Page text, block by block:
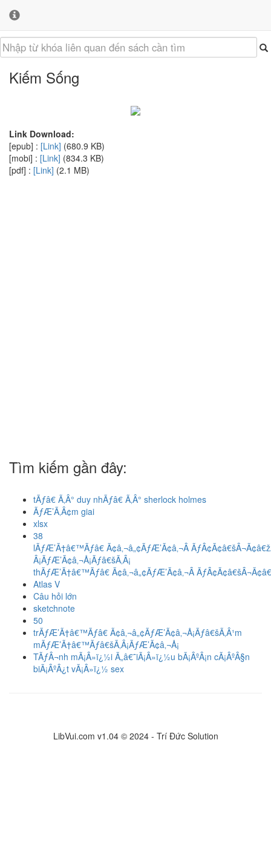
Kiếm Sống
Link Download:
[epub] : [Link] (680.9 KB)
[mobi] : [Link] (834.3 KB)
[pdf] : [Link] (2.1 MB)
Tìm kiếm gần đây:
tÃƒâ€ Ã‚Â° duy nhÃƒâ€ Ã‚Â° sherlock holmes
ÃƒÆ’Ã‚Â¢m giai
xlsx
38
lÃƒÆ’Ã†â€™Ãƒâ€ Ã¢â‚¬â„¢ÃƒÆ’Ã¢â‚¬Â
Â¡ÃƒÆ’Ã¢â‚¬Å¡Ãƒâ€šÃ‚Â¡
thÃƒÆ’Ã†â€™Ãƒâ€ Ã¢â‚¬â„¢ÃƒÆ’Ã¢â‚¬Â
Atlas V
Câu hỏi lớn
sketchnote
50
trÃƒÆ’Ã†â€™Ãƒâ€ Ã¢â‚¬â„¢ÃƒÆ’Ã¢â‚¬Å¡Ãƒâ€šÃ‚Â¹m
mÃƒÆ’Ã†â€™Ãƒâ€šÃ‚Â¡ÃƒÆ’Ã¢â‚¬Å¡
TÃƒÂ¬nh mÃ¡Â»ï¿½i Ã„â€˜iÃ¡Â»ï¿½u bÃ¡ÂºÂ¡n cÃ¡ÂºÂ§n
biÃ¡ÂºÂ¿t vÃ¡Â»ï¿½ sex
LibVui.com v1.04 © 2024 - Trí Đức Solution